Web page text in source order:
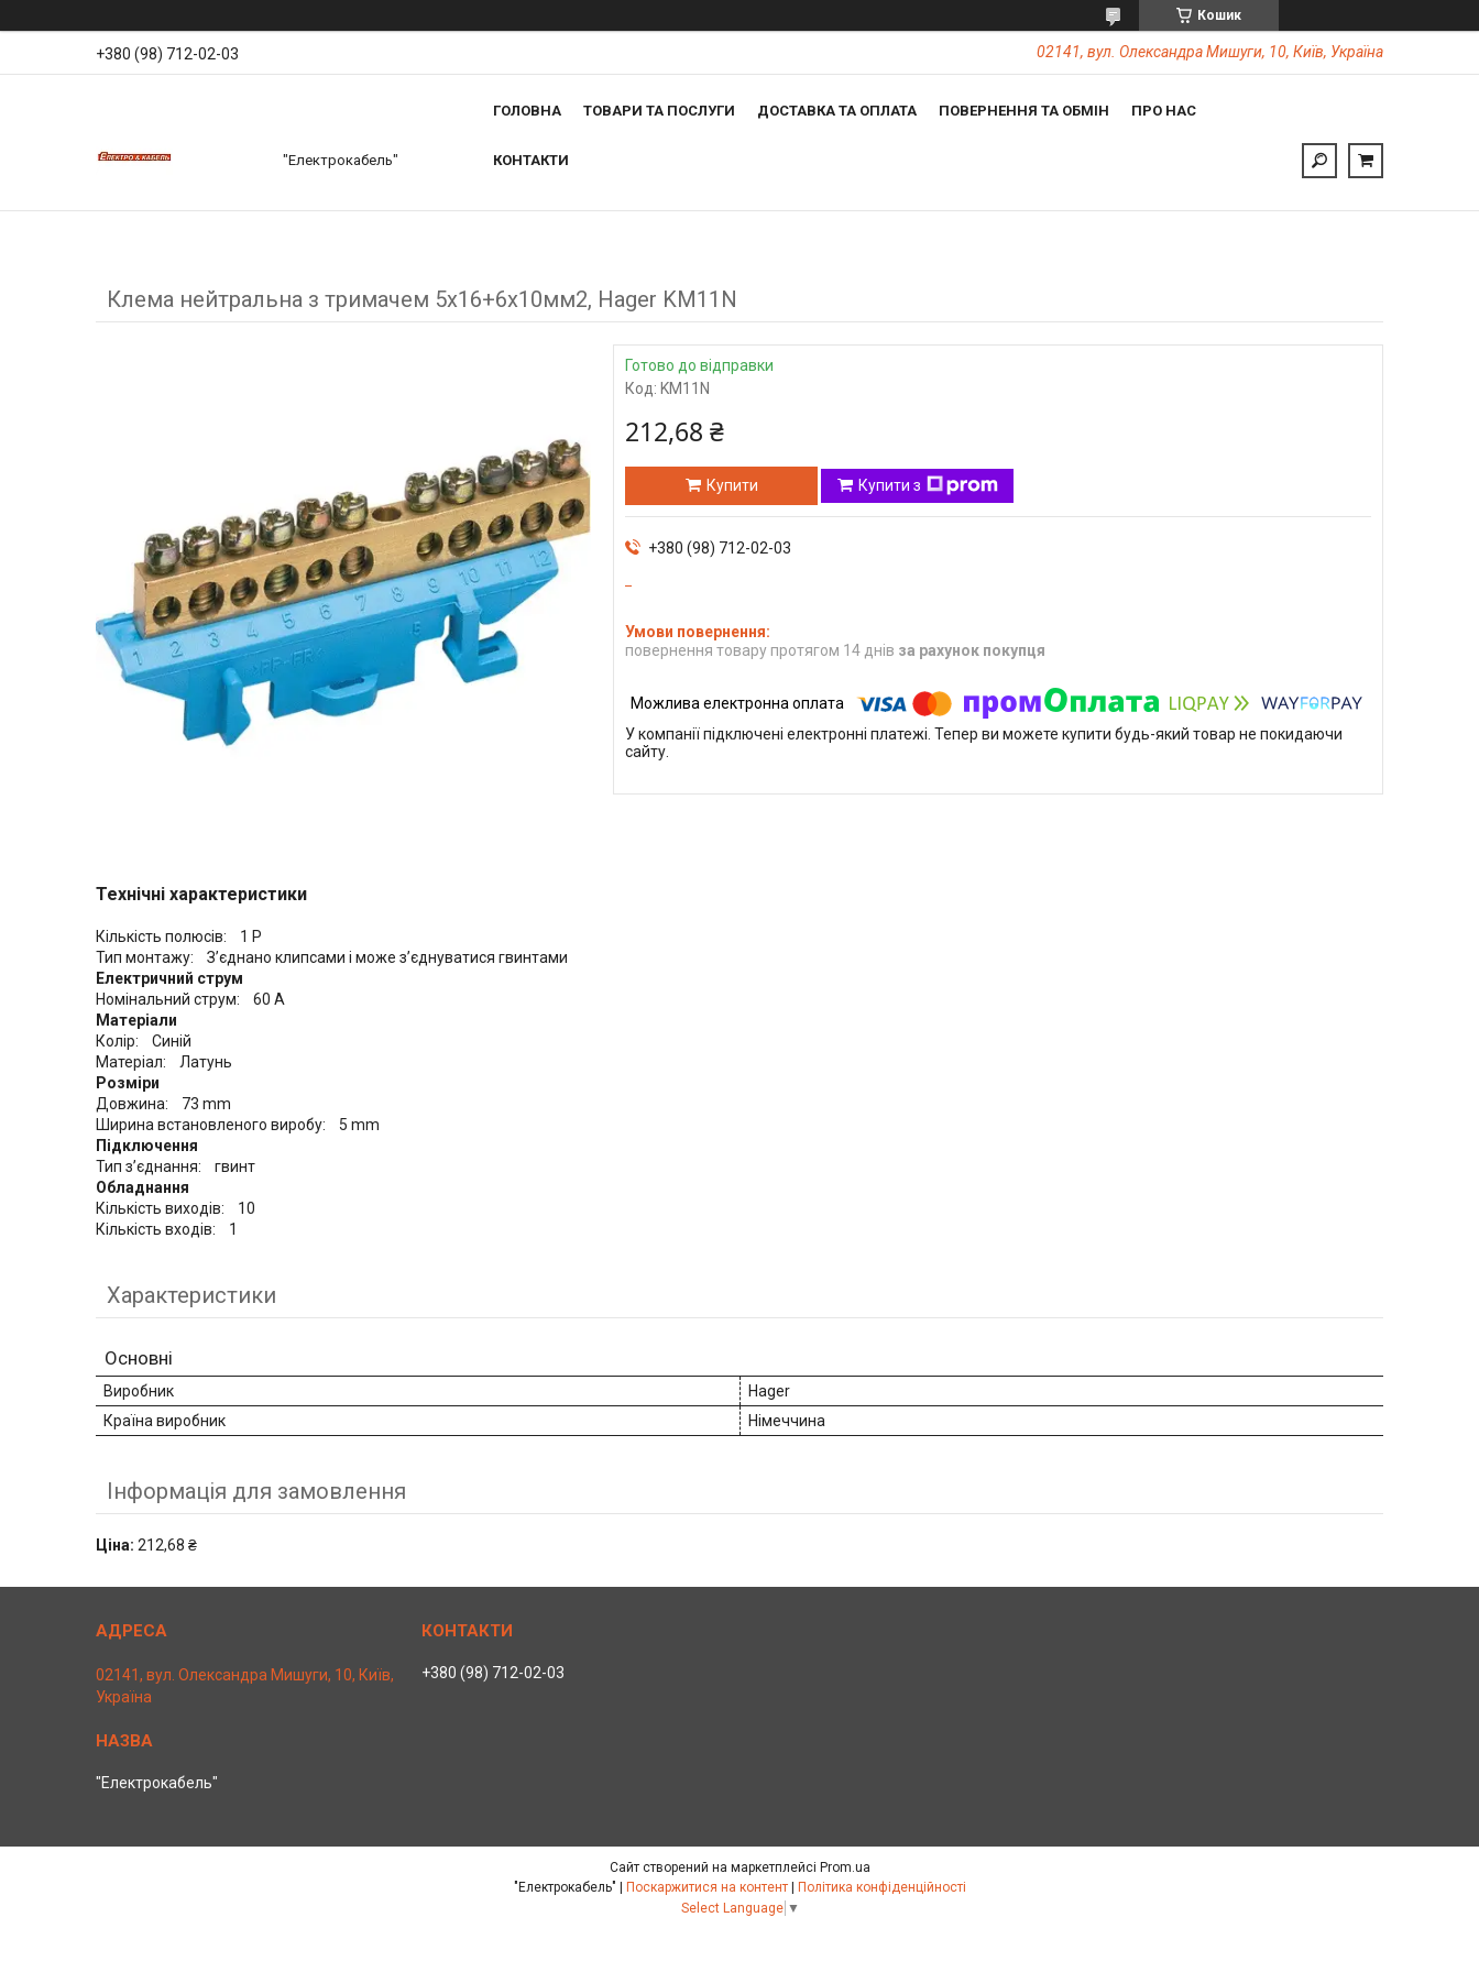
Кошик
+380 (98) 712-02-03 02141, вул. Олександра Мишуги, 10, Київ, Україна
"Електрокабель"
ГОЛОВНА ТОВАРИ ТА ПОСЛУГИ ДОСТАВКА ТА ОПЛАТА ПОВЕРНЕННЯ ТА ОБМІН ПРО НАС
КОНТАКТИ
Клема нейтральна з тримачем 5x16+6x10мм2, Hager KM11N
Готово до відправки
Код: KM11N
212,68 ₴
Купити Купити з
+380 (98) 712-02-03
повернення товару протягом 14 днів за рахунок покупця
У компанії підключені електронні платежі. Тепер ви можете купити будь-який товар не покидаючи
сайту.
Технічні характеристики
Кількість полюсів: 1 P
Тип монтажу: З’єднано клипсами і може з’єднуватися гвинтами
Електричний струм
Номінальний струм: 60 A
Матеріали
Колір: Синій
Матеріал: Латунь
Розміри
Довжина: 73 mm
Ширина встановленого виробу: 5 mm
Підключення
Тип з’єднання: гвинт
Обладнання
Кількість виходів: 10
Кількість входів: 1
Характеристики
Основні
Виробник
Hager
Країна виробник
Німеччина
Інформація для замовлення
Ціна: 212,68 ₴
02141, вул. Олександра Мишуги, 10, Київ,
Україна
"Електрокабель"
+380 (98) 712-02-03
Сайт створений на маркетплейсі Prom.ua
Поскаржитися на контент
Політика конфіденційності
Select Language ▼